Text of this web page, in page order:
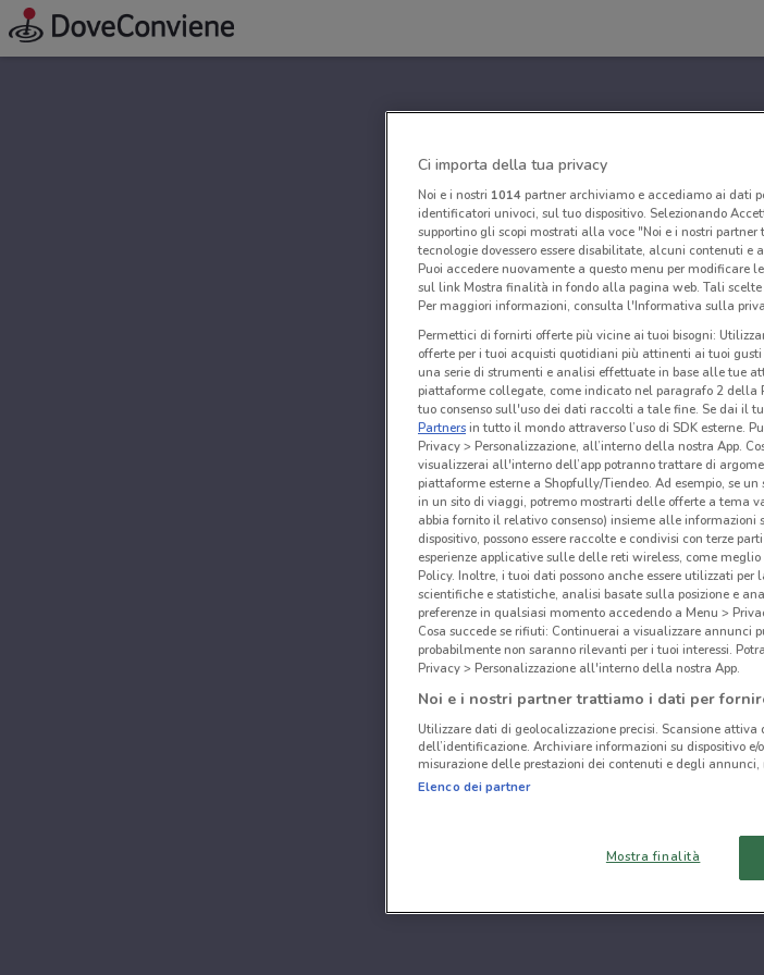
Ci importa della tua privacy
Noi e i nostri 1014partner archiviamo e accediamo ai dati
identificatori univoci, sul tuo dispositivo. Selezionando
supportino gli scopi mostrati alla voce "Noi e i nostri
tecnologie dovessero essere disabilitate, alcuni contenuti e
Puoi accedere nuovamente a questo menu per modificare
sul link Mostra finalità in fondo alla pagina web. Tali
Per maggiori informazioni, consulta l'Informativa sulla
Permettici di fornirti offerte più vicine ai tuoi bisogni:
offerte per i tuoi acquisti quotidiani più attinenti ai tuoi
una serie di strumenti e analisi effettuate in base alle tue
piattaforme collegate, come indicato nel paragrafo 2 della
tuo consenso sull'uso dei dati raccolti a tale fine. Se dai il
Partnersin tutto il mondo attraverso l’uso di SDK esterne.
Privacy > Personalizzazione, all’interno della nostra App.
visualizzerai all'interno dell’app potranno trattare di
piattaforme esterne a Shopfully/Tiendeo. Ad esempio, se
in un sito di viaggi, potremo mostrarti delle offerte a tema
abbia fornito il relativo consenso) insieme alle
dispositivo, possono essere raccolte e condivisi con terze
esperienze applicative sulle delle reti wireless, come
Policy. Inoltre, i tuoi dati possono anche essere utilizzati per
scientifiche e statistiche, analisi basate sulla posizione e
preferenze in qualsiasi momento accedendo a Menu >
Cosa succede se rifiuti: Continuerai a visualizzare
probabilmente non saranno rilevanti per i tuoi interessi.
Privacy > Personalizzazione all'interno della nostra App.
Noi e i nostri partner trattiamo i dati per
Utilizzare dati di geolocalizzazione precisi. Scansione
dell’identificazione. Archiviare informazioni su dispositivo
misurazione delle prestazioni dei contenuti e degli annunci,
Elenco dei partner
Mostra finalità